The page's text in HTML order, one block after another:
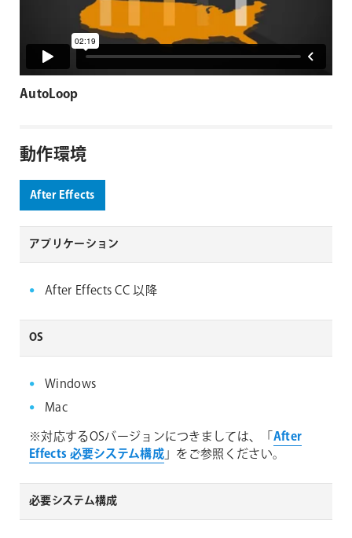
AutoLoop
動作環境
After Effects
アプリケーション
After Effects CC 以降
OS
Windows
Mac
※対応するOSバージョンにつきましては、「After
Effects 必要システム構成」をご参照ください。
必要システム構成